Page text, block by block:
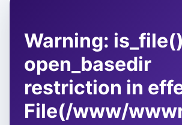
Warning:
open_basedir
restriction in
File(/www/